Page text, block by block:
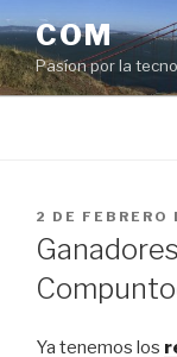
al
contenido
COM
Pasíon por la
PUBLICADO
EL
2 DE FEBRERO
Ya tenemos los